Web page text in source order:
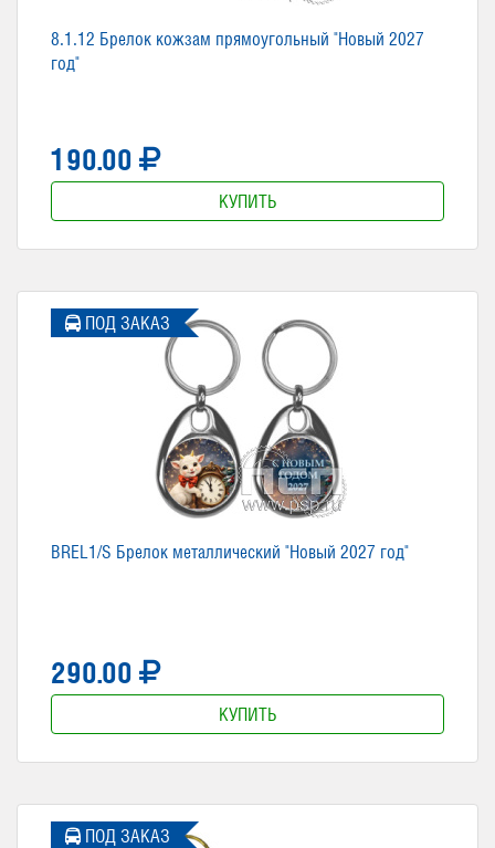
8.1.12 Брелок кожзам прямоугольный "Новый 2027
год"
190.00
КУПИТЬ
BREL1/S Брелок металлический "Новый 2027 год"
290.00
КУПИТЬ
ПОД ЗАКАЗ
ПОД ЗАКАЗ